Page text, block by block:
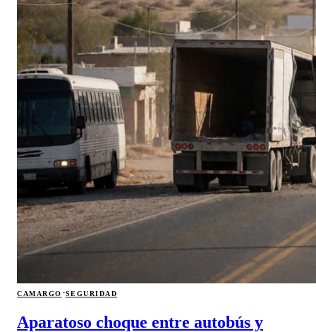
CAMARGO ·SEGURIDAD
Aparatoso choque entre autobús y